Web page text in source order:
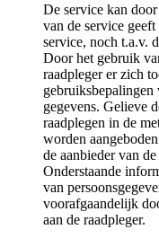
De service kan
van de service
service, noch t.a.v.
Door het gebruik
raadpleger er zich
gebruiksbepalingen
gegevens. Gelieve
raadplegen in de
worden
de aanbieder van
Onderstaande
van
voorafgaandelijk
aan de raadpleger.